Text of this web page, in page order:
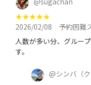
★★★★★
2026/02/08
予約困難スポッ
人数が多い分、グルー
す。
@シンバ （